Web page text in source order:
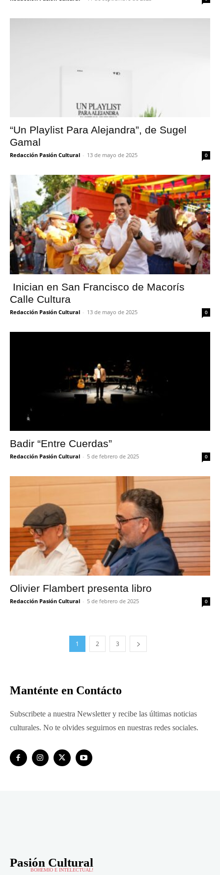
“Un Playlist Para Alejandra”, de Sugel
Gamal
Redacción Pasión Cultural - 13 de mayo de 2025 0
Inician en San Francisco de Macorís
Calle Cultura
Redacción Pasión Cultural - 13 de mayo de 2025 0
Badir “Entre Cuerdas”
Redacción Pasión Cultural - 5 de febrero de 2025 0
Olivier Flambert presenta libro
Redacción Pasión Cultural - 5 de febrero de 2025 0
1 2 3
Manténte en Contácto
Subscribete a nuestra Newsletter y recibe las últimas noticias
culturales. No te olvides seguirnos en nuestras redes sociales.
Pasión Cultural
BOHEMIO E INTELECTUAL!